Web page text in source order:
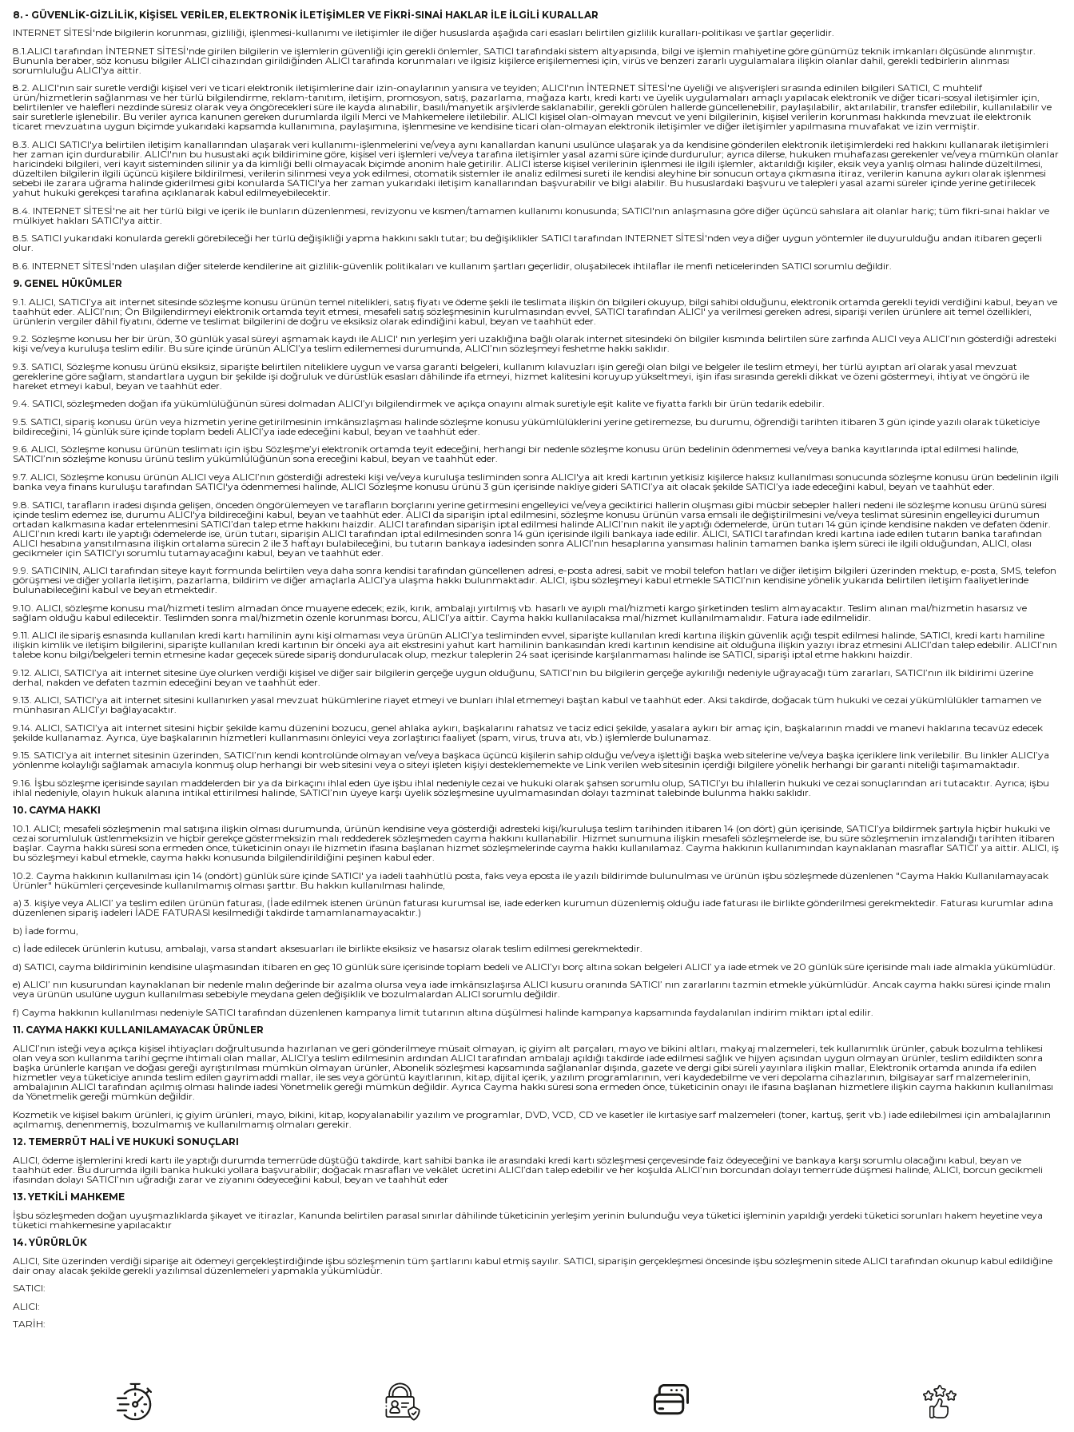
8. - GÜVENLİK-GİZLİLİK, KİŞİSEL VERİLER, ELEKTRONİK İLETİŞİMLER VE FİKRİ-SINAİ HAKLAR İLE İLGİLİ KURALLAR
INTERNET SİTESİ'nde bilgilerin korunması, gizliliği, işlenmesi-kullanımı ve iletişimler ile diğer hususlarda aşağıda cari esasları belirtilen gizlilik kuralları-politikası ve şartlar geçerlidir.
8.1.ALICI tarafından İNTERNET SİTESİ'nde girilen bilgilerin ve işlemlerin güvenliği için gerekli önlemler, SATICI tarafındaki sistem altyapısında, bilgi ve işlemin mahiyetine göre günümüz teknik imkanları ölçüsünde alınmıştır.
Bununla beraber, söz konusu bilgiler ALICI cihazından girildiğinden ALICI tarafında korunmaları ve ilgisiz kişilerce erişilememesi için, virüs ve benzeri zararlı uygulamalara ilişkin olanlar dahil, gerekli tedbirlerin alınması
sorumluluğu ALICI'ya aittir.
8.2. ALICI'nın sair suretle verdiği kişisel veri ve ticari elektronik iletişimlerine dair izin-onaylarının yanısıra ve teyiden; ALICI'nın İNTERNET SİTESİ'ne üyeliği ve alışverişleri sırasında edinilen bilgileri SATICI, C muhtelif
ürün/hizmetlerin sağlanması ve her türlü bilgilendirme, reklam-tanıtım, iletişim, promosyon, satış, pazarlama, mağaza kartı, kredi kartı ve üyelik uygulamaları amaçlı yapılacak elektronik ve diğer ticari-sosyal iletişimler için,
belirtilenler ve halefleri nezdinde süresiz olarak veya öngörecekleri süre ile kayda alınabilir, basılı/manyetik arşivlerde saklanabilir, gerekli görülen hallerde güncellenebilir, paylaşılabilir, aktarılabilir, transfer edilebilir, kullanılabilir ve
sair suretlerle işlenebilir. Bu veriler ayrıca kanunen gereken durumlarda ilgili Merci ve Mahkemelere iletilebilir. ALICI kişisel olan-olmayan mevcut ve yeni bilgilerinin, kişisel verilerin korunması hakkında mevzuat ile elektronik
ticaret mevzuatına uygun biçimde yukarıdaki kapsamda kullanımına, paylaşımına, işlenmesine ve kendisine ticari olan-olmayan elektronik iletişimler ve diğer iletişimler yapılmasına muvafakat ve izin vermiştir.
8.3. ALICI SATICI'ya belirtilen iletişim kanallarından ulaşarak veri kullanımı-işlenmelerini ve/veya aynı kanallardan kanuni usulünce ulaşarak ya da kendisine gönderilen elektronik iletişimlerdeki red hakkını kullanarak iletişimleri
her zaman için durdurabilir. ALICI'nın bu husustaki açık bildirimine göre, kişisel veri işlemleri ve/veya tarafına iletişimler yasal azami süre içinde durdurulur; ayrıca dilerse, hukuken muhafazası gerekenler ve/veya mümkün olanlar
haricindeki bilgileri, veri kayıt sisteminden silinir ya da kimliği belli olmayacak biçimde anonim hale getirilir. ALICI isterse kişisel verilerinin işlenmesi ile ilgili işlemler, aktarıldığı kişiler, eksik veya yanlış olması halinde düzeltilmesi,
düzeltilen bilgilerin ilgili üçüncü kişilere bildirilmesi, verilerin silinmesi veya yok edilmesi, otomatik sistemler ile analiz edilmesi sureti ile kendisi aleyhine bir sonucun ortaya çıkmasına itiraz, verilerin kanuna aykırı olarak işlenmesi
sebebi ile zarara uğrama halinde giderilmesi gibi konularda SATICI'ya her zaman yukarıdaki iletişim kanallarından başvurabilir ve bilgi alabilir. Bu hususlardaki başvuru ve talepleri yasal azami süreler içinde yerine getirilecek
yahut hukuki gerekçesi tarafına açıklanarak kabul edilmeyebilecektir.
8.4. INTERNET SİTESİ'ne ait her türlü bilgi ve içerik ile bunların düzenlenmesi, revizyonu ve kısmen/tamamen kullanımı konusunda; SATICI'nın anlaşmasına göre diğer üçüncü sahıslara ait olanlar hariç; tüm fikri-sınai haklar ve
mülkiyet hakları SATICI'ya aittir.
8.5. SATICI yukarıdaki konularda gerekli görebileceği her türlü değişikliği yapma hakkını saklı tutar; bu değişiklikler SATICI tarafından INTERNET SİTESİ'nden veya diğer uygun yöntemler ile duyurulduğu andan itibaren geçerli
olur.
8.6. INTERNET SİTESİ'nden ulaşılan diğer sitelerde kendilerine ait gizlilik-güvenlik politikaları ve kullanım şartları geçerlidir, oluşabilecek ihtilaflar ile menfi neticelerinden SATICI sorumlu değildir.
9. GENEL HÜKÜMLER
9.1. ALICI, SATICI’ya ait internet sitesinde sözleşme konusu ürünün temel nitelikleri, satış fiyatı ve ödeme şekli ile teslimata ilişkin ön bilgileri okuyup, bilgi sahibi olduğunu, elektronik ortamda gerekli teyidi verdiğini kabul, beyan ve
taahhüt eder. ALICI’nın; Ön Bilgilendirmeyi elektronik ortamda teyit etmesi, mesafeli satış sözleşmesinin kurulmasından evvel, SATICI tarafından ALICI' ya verilmesi gereken adresi, siparişi verilen ürünlere ait temel özellikleri,
ürünlerin vergiler dâhil fiyatını, ödeme ve teslimat bilgilerini de doğru ve eksiksiz olarak edindiğini kabul, beyan ve taahhüt eder.
9.2. Sözleşme konusu her bir ürün, 30 günlük yasal süreyi aşmamak kaydı ile ALICI' nın yerleşim yeri uzaklığına bağlı olarak internet sitesindeki ön bilgiler kısmında belirtilen süre zarfında ALICI veya ALICI’nın gösterdiği adresteki
kişi ve/veya kuruluşa teslim edilir. Bu süre içinde ürünün ALICI’ya teslim edilememesi durumunda, ALICI’nın sözleşmeyi feshetme hakkı saklıdır.
9.3. SATICI, Sözleşme konusu ürünü eksiksiz, siparişte belirtilen niteliklere uygun ve varsa garanti belgeleri, kullanım kılavuzları işin gereği olan bilgi ve belgeler ile teslim etmeyi, her türlü ayıptan arî olarak yasal mevzuat
gereklerine göre sağlam, standartlara uygun bir şekilde işi doğruluk ve dürüstlük esasları dâhilinde ifa etmeyi, hizmet kalitesini koruyup yükseltmeyi, işin ifası sırasında gerekli dikkat ve özeni göstermeyi, ihtiyat ve öngörü ile
hareket etmeyi kabul, beyan ve taahhüt eder.
9.4. SATICI, sözleşmeden doğan ifa yükümlülüğünün süresi dolmadan ALICI’yı bilgilendirmek ve açıkça onayını almak suretiyle eşit kalite ve fiyatta farklı bir ürün tedarik edebilir.
9.5. SATICI, sipariş konusu ürün veya hizmetin yerine getirilmesinin imkânsızlaşması halinde sözleşme konusu yükümlülüklerini yerine getiremezse, bu durumu, öğrendiği tarihten itibaren 3 gün içinde yazılı olarak tüketiciye
bildireceğini, 14 günlük süre içinde toplam bedeli ALICI’ya iade edeceğini kabul, beyan ve taahhüt eder.
9.6. ALICI, Sözleşme konusu ürünün teslimatı için işbu Sözleşme’yi elektronik ortamda teyit edeceğini, herhangi bir nedenle sözleşme konusu ürün bedelinin ödenmemesi ve/veya banka kayıtlarında iptal edilmesi halinde,
SATICI’nın sözleşme konusu ürünü teslim yükümlülüğünün sona ereceğini kabul, beyan ve taahhüt eder.
9.7. ALICI, Sözleşme konusu ürünün ALICI veya ALICI’nın gösterdiği adresteki kişi ve/veya kuruluşa tesliminden sonra ALICI'ya ait kredi kartının yetkisiz kişilerce haksız kullanılması sonucunda sözleşme konusu ürün bedelinin ilgili
banka veya finans kuruluşu tarafından SATICI'ya ödenmemesi halinde, ALICI Sözleşme konusu ürünü 3 gün içerisinde nakliye gideri SATICI’ya ait olacak şekilde SATICI’ya iade edeceğini kabul, beyan ve taahhüt eder.
9.8. SATICI, tarafların iradesi dışında gelişen, önceden öngörülemeyen ve tarafların borçlarını yerine getirmesini engelleyici ve/veya geciktirici hallerin oluşması gibi mücbir sebepler halleri nedeni ile sözleşme konusu ürünü süresi
içinde teslim edemez ise, durumu ALICI'ya bildireceğini kabul, beyan ve taahhüt eder. ALICI da siparişin iptal edilmesini, sözleşme konusu ürünün varsa emsali ile değiştirilmesini ve/veya teslimat süresinin engelleyici durumun
ortadan kalkmasına kadar ertelenmesini SATICI’dan talep etme hakkını haizdir. ALICI tarafından siparişin iptal edilmesi halinde ALICI’nın nakit ile yaptığı ödemelerde, ürün tutarı 14 gün içinde kendisine nakden ve defaten ödenir.
ALICI’nın kredi kartı ile yaptığı ödemelerde ise, ürün tutarı, siparişin ALICI tarafından iptal edilmesinden sonra 14 gün içerisinde ilgili bankaya iade edilir. ALICI, SATICI tarafından kredi kartına iade edilen tutarın banka tarafından
ALICI hesabına yansıtılmasına ilişkin ortalama sürecin 2 ile 3 haftayı bulabileceğini, bu tutarın bankaya iadesinden sonra ALICI’nın hesaplarına yansıması halinin tamamen banka işlem süreci ile ilgili olduğundan, ALICI, olası
gecikmeler için SATICI’yı sorumlu tutamayacağını kabul, beyan ve taahhüt eder.
9.9. SATICININ, ALICI tarafından siteye kayıt formunda belirtilen veya daha sonra kendisi tarafından güncellenen adresi, e-posta adresi, sabit ve mobil telefon hatları ve diğer iletişim bilgileri üzerinden mektup, e-posta, SMS, telefon
görüşmesi ve diğer yollarla iletişim, pazarlama, bildirim ve diğer amaçlarla ALICI’ya ulaşma hakkı bulunmaktadır. ALICI, işbu sözleşmeyi kabul etmekle SATICI’nın kendisine yönelik yukarıda belirtilen iletişim faaliyetlerinde
bulunabileceğini kabul ve beyan etmektedir.
9.10. ALICI, sözleşme konusu mal/hizmeti teslim almadan önce muayene edecek; ezik, kırık, ambalajı yırtılmış vb. hasarlı ve ayıplı mal/hizmeti kargo şirketinden teslim almayacaktır. Teslim alınan mal/hizmetin hasarsız ve
sağlam olduğu kabul edilecektir. Teslimden sonra mal/hizmetin özenle korunması borcu, ALICI’ya aittir. Cayma hakkı kullanılacaksa mal/hizmet kullanılmamalıdır. Fatura iade edilmelidir.
9.11. ALICI ile sipariş esnasında kullanılan kredi kartı hamilinin aynı kişi olmaması veya ürünün ALICI’ya tesliminden evvel, siparişte kullanılan kredi kartına ilişkin güvenlik açığı tespit edilmesi halinde, SATICI, kredi kartı hamiline
ilişkin kimlik ve iletişim bilgilerini, siparişte kullanılan kredi kartının bir önceki aya ait ekstresini yahut kart hamilinin bankasından kredi kartının kendisine ait olduğuna ilişkin yazıyı ibraz etmesini ALICI’dan talep edebilir. ALICI’nın
talebe konu bilgi/belgeleri temin etmesine kadar geçecek sürede sipariş dondurulacak olup, mezkur taleplerin 24 saat içerisinde karşılanmaması halinde ise SATICI, siparişi iptal etme hakkını haizdir.
9.12. ALICI, SATICI’ya ait internet sitesine üye olurken verdiği kişisel ve diğer sair bilgilerin gerçeğe uygun olduğunu, SATICI’nın bu bilgilerin gerçeğe aykırılığı nedeniyle uğrayacağı tüm zararları, SATICI’nın ilk bildirimi üzerine
derhal, nakden ve defaten tazmin edeceğini beyan ve taahhüt eder.
9.13. ALICI, SATICI’ya ait internet sitesini kullanırken yasal mevzuat hükümlerine riayet etmeyi ve bunları ihlal etmemeyi baştan kabul ve taahhüt eder. Aksi takdirde, doğacak tüm hukuki ve cezai yükümlülükler tamamen ve
münhasıran ALICI’yı bağlayacaktır.
9.14. ALICI, SATICI’ya ait internet sitesini hiçbir şekilde kamu düzenini bozucu, genel ahlaka aykırı, başkalarını rahatsız ve taciz edici şekilde, yasalara aykırı bir amaç için, başkalarının maddi ve manevi haklarına tecavüz edecek
şekilde kullanamaz. Ayrıca, üye başkalarının hizmetleri kullanmasını önleyici veya zorlaştırıcı faaliyet (spam, virus, truva atı, vb.) işlemlerde bulunamaz.
9.15. SATICI’ya ait internet sitesinin üzerinden, SATICI’nın kendi kontrolünde olmayan ve/veya başkaca üçüncü kişilerin sahip olduğu ve/veya işlettiği başka web sitelerine ve/veya başka içeriklere link verilebilir. Bu linkler ALICI’ya
yönlenme kolaylığı sağlamak amacıyla konmuş olup herhangi bir web sitesini veya o siteyi işleten kişiyi desteklememekte ve Link verilen web sitesinin içerdiği bilgilere yönelik herhangi bir garanti niteliği taşımamaktadır.
9.16. İşbu sözleşme içerisinde sayılan maddelerden bir ya da birkaçını ihlal eden üye işbu ihlal nedeniyle cezai ve hukuki olarak şahsen sorumlu olup, SATICI’yı bu ihlallerin hukuki ve cezai sonuçlarından ari tutacaktır. Ayrıca; işbu
ihlal nedeniyle, olayın hukuk alanına intikal ettirilmesi halinde, SATICI’nın üyeye karşı üyelik sözleşmesine uyulmamasından dolayı tazminat talebinde bulunma hakkı saklıdır.
10. CAYMA HAKKI
10.1. ALICI; mesafeli sözleşmenin mal satışına ilişkin olması durumunda, ürünün kendisine veya gösterdiği adresteki kişi/kuruluşa teslim tarihinden itibaren 14 (on dört) gün içerisinde, SATICI’ya bildirmek şartıyla hiçbir hukuki ve
cezai sorumluluk üstlenmeksizin ve hiçbir gerekçe göstermeksizin malı reddederek sözleşmeden cayma hakkını kullanabilir. Hizmet sunumuna ilişkin mesafeli sözleşmelerde ise, bu süre sözleşmenin imzalandığı tarihten itibaren
başlar. Cayma hakkı süresi sona ermeden önce, tüketicinin onayı ile hizmetin ifasına başlanan hizmet sözleşmelerinde cayma hakkı kullanılamaz. Cayma hakkının kullanımından kaynaklanan masraflar SATICI’ ya aittir. ALICI, iş
bu sözleşmeyi kabul etmekle, cayma hakkı konusunda bilgilendirildiğini peşinen kabul eder.
10.2. Cayma hakkının kullanılması için 14 (ondört) günlük süre içinde SATICI' ya iadeli taahhütlü posta, faks veya eposta ile yazılı bildirimde bulunulması ve ürünün işbu sözleşmede düzenlenen "Cayma Hakkı Kullanılamayacak
Ürünler" hükümleri çerçevesinde kullanılmamış olması şarttır. Bu hakkın kullanılması halinde,
a) 3. kişiye veya ALICI’ ya teslim edilen ürünün faturası, (İade edilmek istenen ürünün faturası kurumsal ise, iade ederken kurumun düzenlemiş olduğu iade faturası ile birlikte gönderilmesi gerekmektedir. Faturası kurumlar adına
düzenlenen sipariş iadeleri İADE FATURASI kesilmediği takdirde tamamlanamayacaktır.)
b) İade formu,
c) İade edilecek ürünlerin kutusu, ambalajı, varsa standart aksesuarları ile birlikte eksiksiz ve hasarsız olarak teslim edilmesi gerekmektedir.
d) SATICI, cayma bildiriminin kendisine ulaşmasından itibaren en geç 10 günlük süre içerisinde toplam bedeli ve ALICI’yı borç altına sokan belgeleri ALICI’ ya iade etmek ve 20 günlük süre içerisinde malı iade almakla yükümlüdür.
e) ALICI’ nın kusurundan kaynaklanan bir nedenle malın değerinde bir azalma olursa veya iade imkânsızlaşırsa ALICI kusuru oranında SATICI’ nın zararlarını tazmin etmekle yükümlüdür. Ancak cayma hakkı süresi içinde malın
veya ürünün usulüne uygun kullanılması sebebiyle meydana gelen değişiklik ve bozulmalardan ALICI sorumlu değildir.
f) Cayma hakkının kullanılması nedeniyle SATICI tarafından düzenlenen kampanya limit tutarının altına düşülmesi halinde kampanya kapsamında faydalanılan indirim miktarı iptal edilir.
11. CAYMA HAKKI KULLANILAMAYACAK ÜRÜNLER
ALICI’nın isteği veya açıkça kişisel ihtiyaçları doğrultusunda hazırlanan ve geri gönderilmeye müsait olmayan, iç giyim alt parçaları, mayo ve bikini altları, makyaj malzemeleri, tek kullanımlık ürünler, çabuk bozulma tehlikesi
olan veya son kullanma tarihi geçme ihtimali olan mallar, ALICI’ya teslim edilmesinin ardından ALICI tarafından ambalajı açıldığı takdirde iade edilmesi sağlık ve hijyen açısından uygun olmayan ürünler, teslim edildikten sonra
başka ürünlerle karışan ve doğası gereği ayrıştırılması mümkün olmayan ürünler, Abonelik sözleşmesi kapsamında sağlananlar dışında, gazete ve dergi gibi süreli yayınlara ilişkin mallar, Elektronik ortamda anında ifa edilen
hizmetler veya tüketiciye anında teslim edilen gayrimaddi mallar, ile ses veya görüntü kayıtlarının, kitap, dijital içerik, yazılım programlarının, veri kaydedebilme ve veri depolama cihazlarının, bilgisayar sarf malzemelerinin,
ambalajının ALICI tarafından açılmış olması halinde iadesi Yönetmelik gereği mümkün değildir. Ayrıca Cayma hakkı süresi sona ermeden önce, tüketicinin onayı ile ifasına başlanan hizmetlere ilişkin cayma hakkının kullanılması
da Yönetmelik gereği mümkün değildir.
Kozmetik ve kişisel bakım ürünleri, iç giyim ürünleri, mayo, bikini, kitap, kopyalanabilir yazılım ve programlar, DVD, VCD, CD ve kasetler ile kırtasiye sarf malzemeleri (toner, kartuş, şerit vb.) iade edilebilmesi için ambalajlarının
açılmamış, denenmemiş, bozulmamış ve kullanılmamış olmaları gerekir.
12. TEMERRÜT HALİ VE HUKUKİ SONUÇLARI
ALICI, ödeme işlemlerini kredi kartı ile yaptığı durumda temerrüde düştüğü takdirde, kart sahibi banka ile arasındaki kredi kartı sözleşmesi çerçevesinde faiz ödeyeceğini ve bankaya karşı sorumlu olacağını kabul, beyan ve
taahhüt eder. Bu durumda ilgili banka hukuki yollara başvurabilir; doğacak masrafları ve vekâlet ücretini ALICI’dan talep edebilir ve her koşulda ALICI’nın borcundan dolayı temerrüde düşmesi halinde, ALICI, borcun gecikmeli
ifasından dolayı SATICI’nın uğradığı zarar ve ziyanını ödeyeceğini kabul, beyan ve taahhüt eder
13. YETKİLİ MAHKEME
İşbu sözleşmeden doğan uyuşmazlıklarda şikayet ve itirazlar, Kanunda belirtilen parasal sınırlar dâhilinde tüketicinin yerleşim yerinin bulunduğu veya tüketici işleminin yapıldığı yerdeki tüketici sorunları hakem heyetine veya
tüketici mahkemesine yapılacaktır
14. YÜRÜRLÜK
ALICI, Site üzerinden verdiği siparişe ait ödemeyi gerçekleştirdiğinde işbu sözleşmenin tüm şartlarını kabul etmiş sayılır. SATICI, siparişin gerçekleşmesi öncesinde işbu sözleşmenin sitede ALICI tarafından okunup kabul edildiğine
dair onay alacak şekilde gerekli yazılımsal düzenlemeleri yapmakla yükümlüdür.
SATICI:
ALICI:
TARİH: